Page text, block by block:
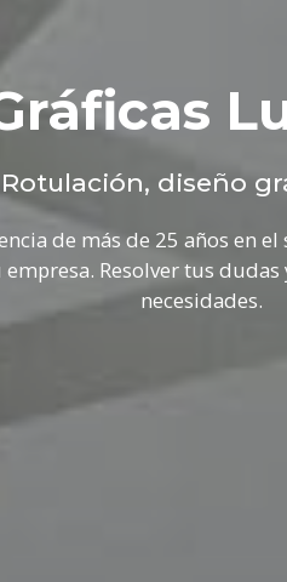
diseño
de más de 25 años en
Resolver tus
necesidades.